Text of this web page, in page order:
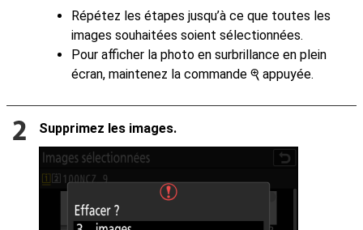
Répétez les étapes jusqu’à ce que toutes les
images souhaitées soient sélectionnées.
Pour afficher la photo en surbrillance en plein
écran, maintenez la commande X appuyée.
Supprimez les images.